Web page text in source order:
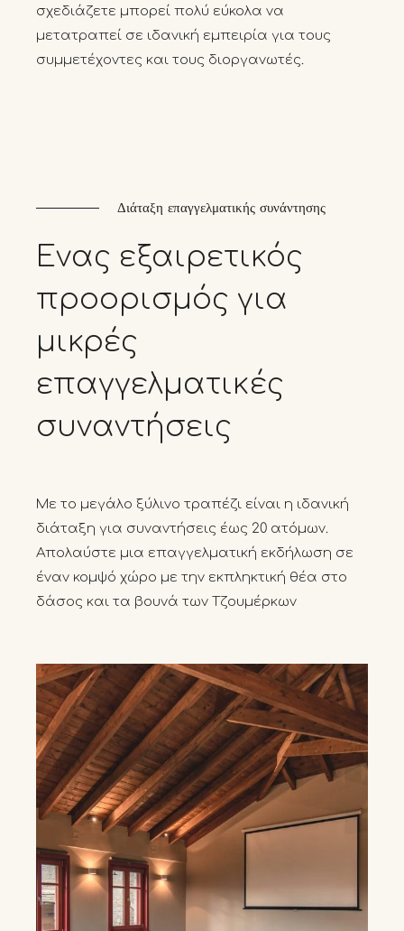
σχεδιάζετε μπορεί πολύ εύκολα να
μετατραπεί σε ιδανική εμπειρία για τους
συμμετέχοντες και τους διοργανωτές.
Διάταξη επαγγελματικής συνάντησης
Ένας εξαιρετικός
προορισμός για
μικρές
επαγγελματικές
συναντήσεις
Με το μεγάλο ξύλινο τραπέζι είναι η ιδανική
διάταξη για συναντήσεις έως 20 ατόμων.
Απολαύστε μια επαγγελματική εκδήλωση σε
έναν κομψό χώρο με την εκπληκτική θέα στο
δάσος και τα βουνά των Τζουμέρκων